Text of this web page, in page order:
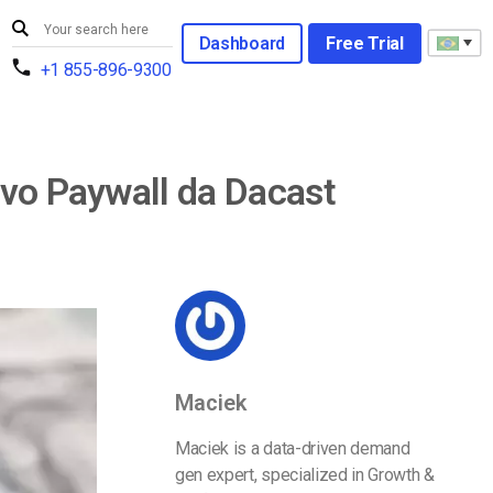
+1 855-896-9300
Dashboard Free Trial
Paywall da Dacast
Maciek
Maciek is a data-driven demand
gen expert, specialized in Growth &